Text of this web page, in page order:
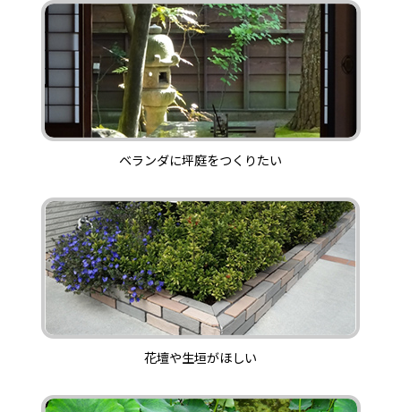
ベランダに坪庭をつくりたい
花壇や生垣がほしい